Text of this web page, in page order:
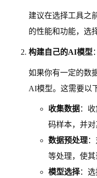
建议在选择工具之
的性能和功能，选
构建自己的AI模型 ：
如果你有一定的数
AI模型。这需要以
收集数据：
码样本，并对
数据预处理：
等处理，使其
模型选择：